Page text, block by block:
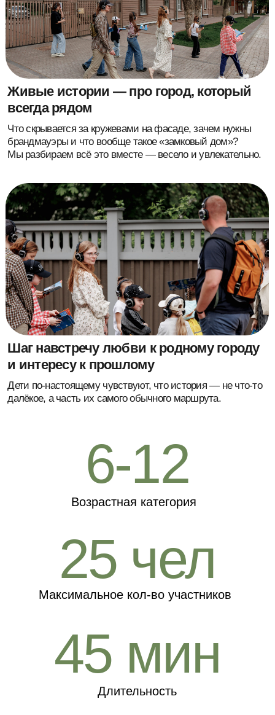
6-12
Возрастная категория
Максимальное кол-во участников
25 чел
45 мин
Длительность
Билет необходим и детям от 6 лет и взрослым. Один билет
подразумевает посещение программы одним гостем.